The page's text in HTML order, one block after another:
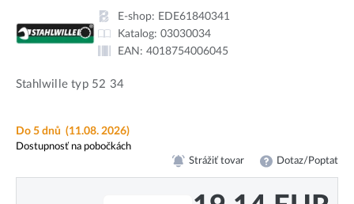
E-shop: EDE61840341
Katalog: 03030034
EAN: 4018754006045
Stahlwille typ 52 34
Do 5 dnů (11.08. 2026)
Dostupnosť na pobočkách
Strážiť tovar Dotaz/Poptat